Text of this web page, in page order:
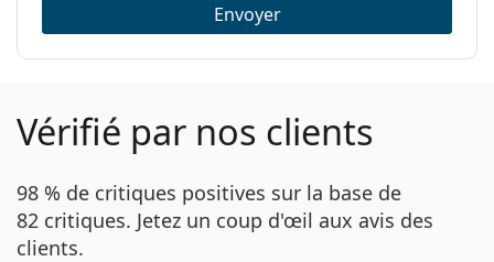
Envoyer
Vérifié par nos clients
98 % de critiques positives sur la base de
82 critiques. Jetez un coup d'œil aux avis des
clients.